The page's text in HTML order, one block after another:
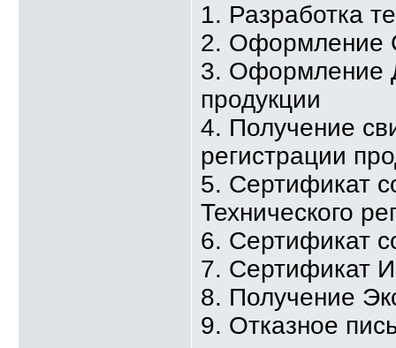
1. Разработка
2. Оформление
3. Оформление
продукции
4. Получение
регистрации
5. Сертификат
Технического
6. Сертификат
7. Сертификат
8. Получение
9. Отказное